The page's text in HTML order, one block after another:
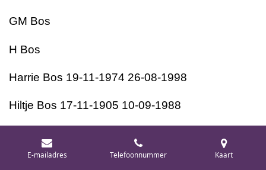
GM Bos
H Bos
Harrie Bos 19-11-1974 26-08-1998
Hiltje Bos 17-11-1905 10-09-1988
Klaas Bos 09-09-1911 08-06-1972
E-mailadres Telefoonnummer Kaart